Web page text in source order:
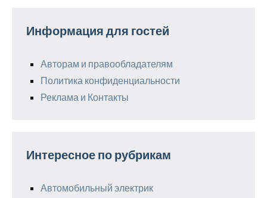
Информация для гостей
Авторам и правообладателям
Политика конфиденциальности
Реклама и Контакты
Интересное по рубрикам
Автомобильный электрик